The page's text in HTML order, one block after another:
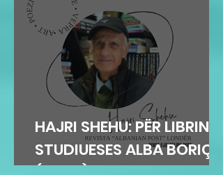
HAJRI SHEHU: PËR LIBRIN E
STUDIUESES ALBA BORIÇI